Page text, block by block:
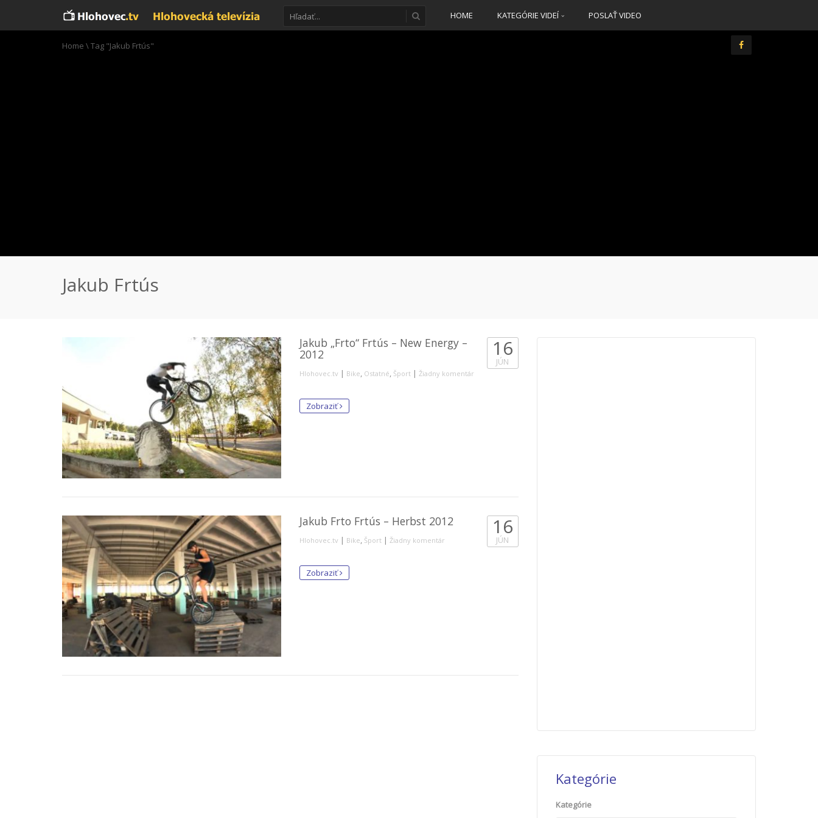
HOME KATEGÓRIE VIDEÍ POSLAŤ VIDEO
Home \Tag "Jakub Frtús"
Jakub Frtús
Jakub „Frto“ Frtús – New Energy –
2012
Hlohovec.tv | Bike, Ostatné, Šport | Žiadny komentár
16
JÚN
Zobraziť
Jakub Frto Frtús – Herbst 2012
Hlohovec.tv | Bike, Šport | Žiadny komentár
16
JÚN
Zobraziť
Kategórie
Kategórie